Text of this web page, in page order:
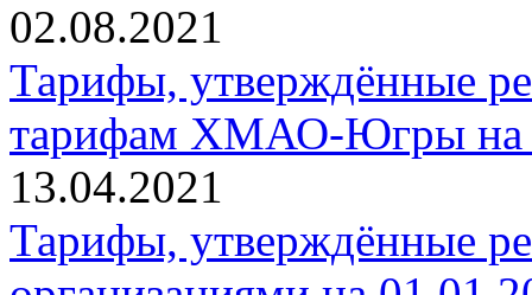
02.08.2021
Тарифы, утверждённые
тарифам ХМАО-Югры на
13.04.2021
Тарифы, утверждённые